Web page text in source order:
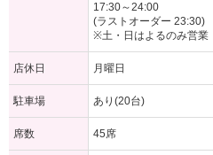
17:30～24:00
(ラストオーダー 23:30)
※土・日はよるのみ営業
店休日 月曜日
駐車場 あり(20台)
席数 45席